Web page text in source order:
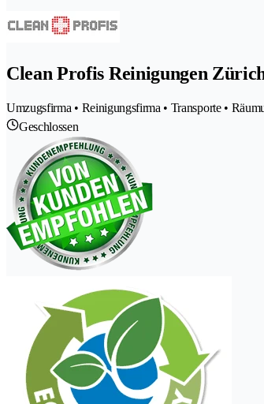
Clean Profis Reinigungen
Umzugsfirma • Reinigungsfirma • Transporte •
Geschlossen